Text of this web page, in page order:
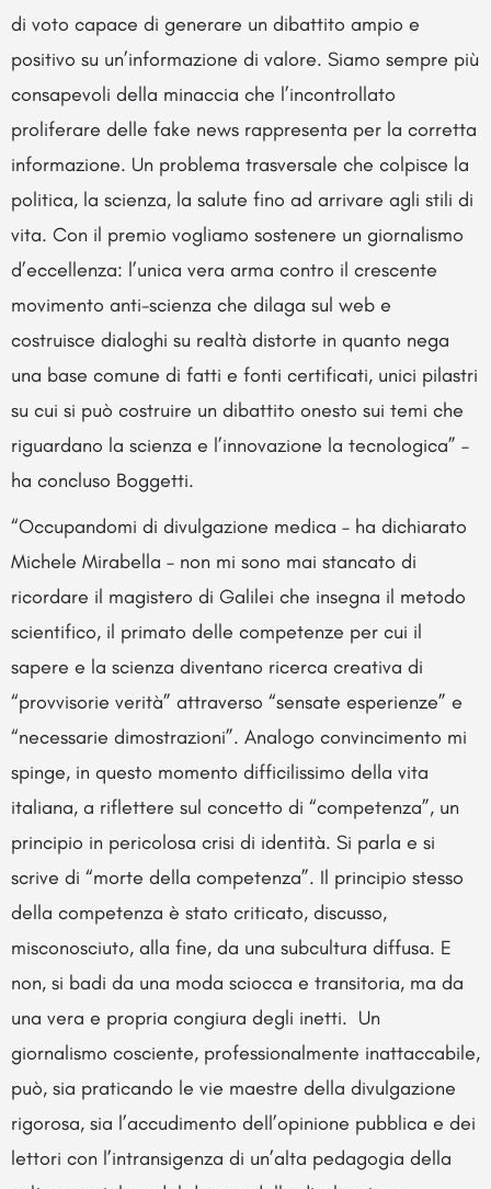
di voto capace di generare un dibattito ampio e
positivo su un’informazione di valore. Siamo sempre più
consapevoli della minaccia che l’incontrollato
proliferare delle fake news rappresenta per la corretta
informazione. Un problema trasversale che colpisce la
politica, la scienza, la salute fino ad arrivare agli stili di
vita. Con il premio vogliamo sostenere un giornalismo
d’eccellenza: l’unica vera arma contro il crescente
movimento anti-scienza che dilaga sul web e
costruisce dialoghi su realtà distorte in quanto nega
una base comune di fatti e fonti certificati, unici pilastri
su cui si può costruire un dibattito onesto sui temi che
riguardano la scienza e l’innovazione la tecnologica” –
ha concluso Boggetti.
“Occupandomi di divulgazione medica – ha dichiarato
Michele Mirabella – non mi sono mai stancato di
ricordare il magistero di Galilei che insegna il metodo
scientifico, il primato delle competenze per cui il
sapere e la scienza diventano ricerca creativa di
“provvisorie verità” attraverso “sensate esperienze” e
“necessarie dimostrazioni”. Analogo convincimento mi
spinge, in questo momento difficilissimo della vita
italiana, a riflettere sul concetto di “competenza”, un
principio in pericolosa crisi di identità. Si parla e si
scrive di “morte della competenza”. Il principio stesso
della competenza è stato criticato, discusso,
misconosciuto, alla fine, da una subcultura diffusa. E
non, si badi da una moda sciocca e transitoria, ma da
una vera e propria congiura degli inetti. Un
giornalismo cosciente, professionalmente inattaccabile,
può, sia praticando le vie maestre della divulgazione
rigorosa, sia l’accudimento dell’opinione pubblica e dei
lettori con l’intransigenza di un’alta pedagogia della